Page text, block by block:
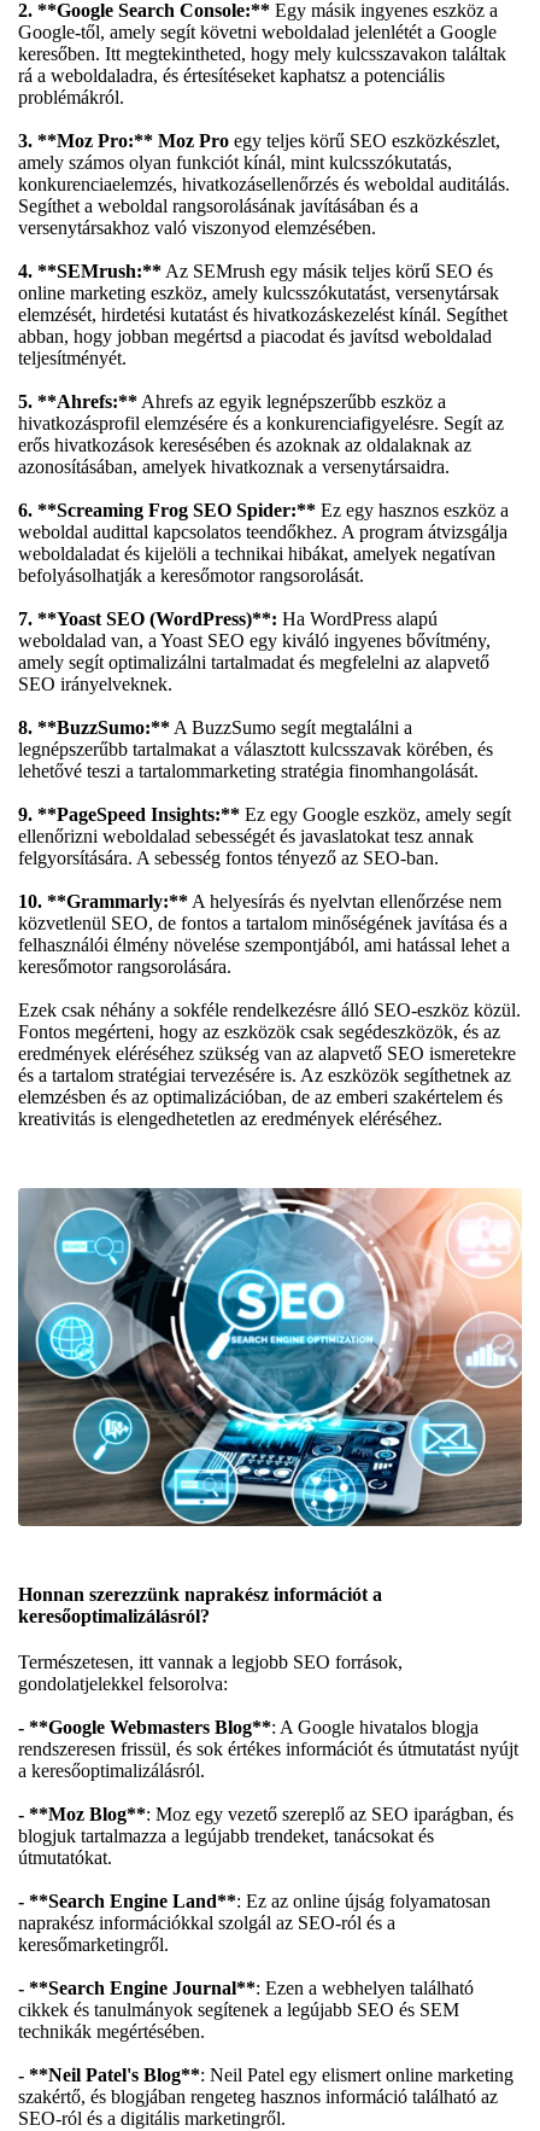
2. **Google Search Console:** Egy másik ingyenes eszköz a
Google-től, amely segít követni weboldalad jelenlétét a Google
keresőben. Itt megtekintheted, hogy mely kulcsszavakon találtak
rá a weboldaladra, és értesítéseket kaphatsz a potenciális
problémákról.
3. **Moz Pro:** Moz Pro egy teljes körű SEO eszközkészlet,
amely számos olyan funkciót kínál, mint kulcsszókutatás,
konkurenciaelemzés, hivatkozásellenőrzés és weboldal auditálás.
Segíthet a weboldal rangsorolásának javításában és a
versenytársakhoz való viszonyod elemzésében.
4. **SEMrush:** Az SEMrush egy másik teljes körű SEO és
online marketing eszköz, amely kulcsszókutatást, versenytársak
elemzését, hirdetési kutatást és hivatkozáskezelést kínál. Segíthet
abban, hogy jobban megértsd a piacodat és javítsd weboldalad
teljesítményét.
5. **Ahrefs:** Ahrefs az egyik legnépszerűbb eszköz a
hivatkozásprofil elemzésére és a konkurenciafigyelésre. Segít az
erős hivatkozások keresésében és azoknak az oldalaknak az
azonosításában, amelyek hivatkoznak a versenytársaidra.
6. **Screaming Frog SEO Spider:** Ez egy hasznos eszköz a
weboldal audittal kapcsolatos teendőkhez. A program átvizsgálja
weboldaladat és kijelöli a technikai hibákat, amelyek negatívan
befolyásolhatják a keresőmotor rangsorolását.
7. **Yoast SEO (WordPress)**: Ha WordPress alapú
weboldalad van, a Yoast SEO egy kiváló ingyenes bővítmény,
amely segít optimalizálni tartalmadat és megfelelni az alapvető
SEO irányelveknek.
8. **BuzzSumo:** A BuzzSumo segít megtalálni a
legnépszerűbb tartalmakat a választott kulcsszavak körében, és
lehetővé teszi a tartalommarketing stratégia finomhangolását.
9. **PageSpeed Insights:** Ez egy Google eszköz, amely segít
ellenőrizni weboldalad sebességét és javaslatokat tesz annak
felgyorsítására. A sebesség fontos tényező az SEO-ban.
10. **Grammarly:** A helyesírás és nyelvtan ellenőrzése nem
közvetlenül SEO, de fontos a tartalom minőségének javítása és a
felhasználói élmény növelése szempontjából, ami hatással lehet a
keresőmotor rangsorolására.
Ezek csak néhány a sokféle rendelkezésre álló SEO-eszköz közül.
Fontos megérteni, hogy az eszközök csak segédeszközök, és az
eredmények eléréséhez szükség van az alapvető SEO ismeretekre
és a tartalom stratégiai tervezésére is. Az eszközök segíthetnek az
elemzésben és az optimalizációban, de az emberi szakértelem és
kreativitás is elengedhetetlen az eredmények eléréséhez.
Honnan szerezzünk naprakész információt a
keresőoptimalizálásról?
Természetesen, itt vannak a legjobb SEO források,
gondolatjelekkel felsorolva:
- **Google Webmasters Blog**: A Google hivatalos blogja
rendszeresen frissül, és sok értékes információt és útmutatást nyújt
a keresőoptimalizálásról.
- **Moz Blog**: Moz egy vezető szereplő az SEO iparágban, és
blogjuk tartalmazza a legújabb trendeket, tanácsokat és
útmutatókat.
- **Search Engine Land**: Ez az online újság folyamatosan
naprakész információkkal szolgál az SEO-ról és a
keresőmarketingről.
- **Search Engine Journal**: Ezen a webhelyen található
cikkek és tanulmányok segítenek a legújabb SEO és SEM
technikák megértésében.
- **Neil Patel's Blog**: Neil Patel egy elismert online marketing
szakértő, és blogjában rengeteg hasznos információ található az
SEO-ról és a digitális marketingről.